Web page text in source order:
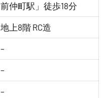
前仲町駅」徒歩18分
地上8階 RC造
–
–
–